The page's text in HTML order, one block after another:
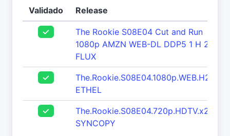
Validado Release
The Rookie S08E04 Cut and Run
1080p AMZN WEB-DL DDP5 1 H 264-
FLUX
The.Rookie.S08E04.1080p.WEB.H264-
ETHEL
The.Rookie.S08E04.720p.HDTV.x264-
SYNCOPY